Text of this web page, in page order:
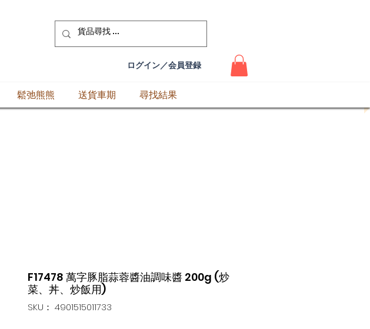
ログイン／会員登録
鬆弛熊熊 送貨車期 尋找結果
F17478 萬字豚脂蒜蓉醬油調味醬 200g (炒
菜、丼、炒飯用)
SKU： 4901515011733